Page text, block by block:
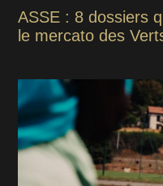
ASSE : 8 dossiers
le mercato des